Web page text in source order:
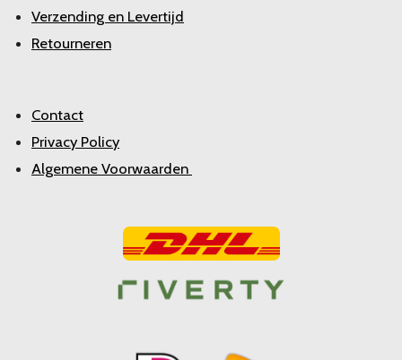
Verzending en Levertijd
Retourneren
Contact
Privacy Policy
Algemene Voorwaarden